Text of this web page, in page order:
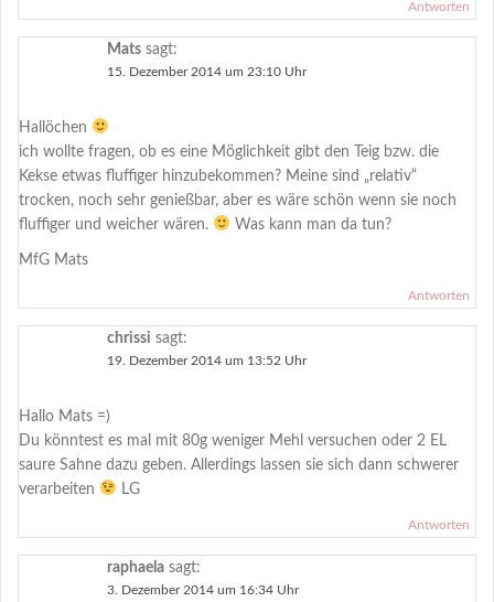
Antworten
Mats sagt:
15. Dezember 2014 um 23:10 Uhr
Hallöchen
ich wollte fragen, ob es eine Möglichkeit gibt den Teig bzw. die
Kekse etwas fluffiger hinzubekommen? Meine sind „relativ“
trocken, noch sehr genießbar, aber es wäre schön wenn sie noch
fluffiger und weicher wären.
Was kann man da tun?
MfG Mats
Antworten
chrissi sagt:
19. Dezember 2014 um 13:52 Uhr
Hallo Mats =)
Du könntest es mal mit 80g weniger Mehl versuchen oder 2 EL
saure Sahne dazu geben. Allerdings lassen sie sich dann schwerer
verarbeiten
LG
Antworten
raphaela sagt:
3. Dezember 2014 um 16:34 Uhr